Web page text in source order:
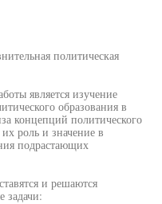
политическая
является изучение
образования в
концепций политического
роль и значение в
подрастающих
и решаются
задачи: